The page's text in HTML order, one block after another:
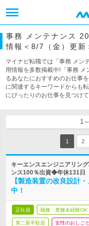
事務 メンテナンス
情報＜8/7（金）更新
マイナビ転職では「事務 メン
用情報を多数掲載中!「事務
るあなたにおすすめのお仕事
に関連するキーワードからも
にぴったりのお仕事を見つけ
1
1 2
キーエンスエンジニアリン
ンス100％出資◆年休131日
【製造装置の改良設計
中！
正社員 職種・業種未経験OK
第二新卒歓迎 女性のおしご